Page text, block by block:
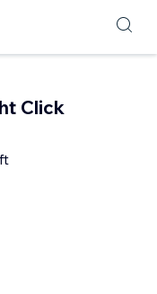
Click